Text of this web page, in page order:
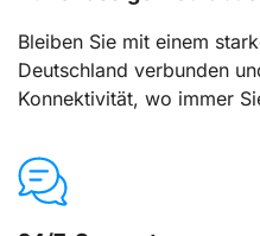
Bleiben Sie mit einem
Deutschland verbunden
Konnektivität, wo immer